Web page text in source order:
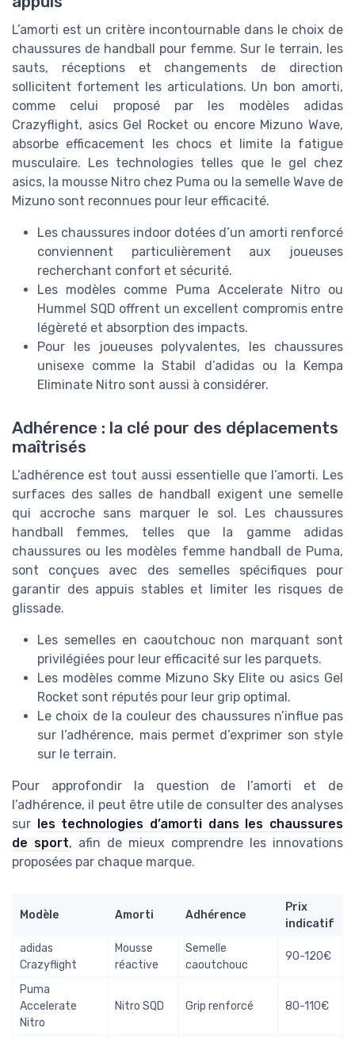
L’amorti est un critère incontournable dans le choix de
chaussures de handball pour femme. Sur le terrain, les
sauts, réceptions et changements de direction
sollicitent fortement les articulations. Un bon amorti,
comme celui proposé par les modèles adidas
Crazyflight, asics Gel Rocket ou encore Mizuno Wave,
absorbe efficacement les chocs et limite la fatigue
musculaire. Les technologies telles que le gel chez
asics, la mousse Nitro chez Puma ou la semelle Wave de
Mizuno sont reconnues pour leur efficacité.
Les chaussures indoor dotées d’un amorti renforcé
conviennent particulièrement aux joueuses
recherchant confort et sécurité.
Les modèles comme Puma Accelerate Nitro ou
Hummel SQD offrent un excellent compromis entre
légèreté et absorption des impacts.
Pour les joueuses polyvalentes, les chaussures
unisexe comme la Stabil d’adidas ou la Kempa
Eliminate Nitro sont aussi à considérer.
Adhérence : la clé pour des déplacements
maîtrisés
L’adhérence est tout aussi essentielle que l’amorti. Les
surfaces des salles de handball exigent une semelle
qui accroche sans marquer le sol. Les chaussures
handball femmes, telles que la gamme adidas
chaussures ou les modèles femme handball de Puma,
sont conçues avec des semelles spécifiques pour
garantir des appuis stables et limiter les risques de
glissade.
Les semelles en caoutchouc non marquant sont
privilégiées pour leur efficacité sur les parquets.
Les modèles comme Mizuno Sky Elite ou asics Gel
Rocket sont réputés pour leur grip optimal.
Le choix de la couleur des chaussures n’influe pas
sur l’adhérence, mais permet d’exprimer son style
sur le terrain.
Pour approfondir la question de l’amorti et de
l’adhérence, il peut être utile de consulter des analyses
sur les technologies d’amorti dans les chaussures
de sport, afin de mieux comprendre les innovations
proposées par chaque marque.
Modèle Amorti Adhérence
Prix
indicatif
adidas
Crazyflight
Mousse
réactive
Semelle
caoutchouc
90-120€
Puma
Accelerate
Nitro
Nitro SQD Grip renforcé 80-110€